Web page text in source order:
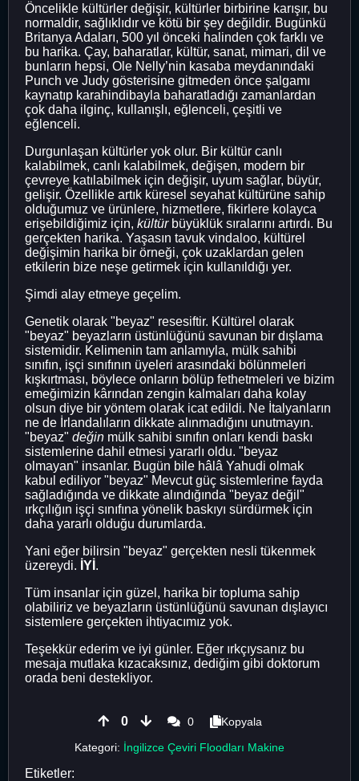
Öncelikle kültürler değişir, kültürler birbirine karışır, bu
normaldir, sağlıklıdır ve kötü bir şey değildir. Bugünkü
Britanya Adaları, 500 yıl önceki halinden çok farklı ve
bu harika. Çay, baharatlar, kültür, sanat, mimari, dil ve
bunların hepsi, Ole Nelly’nin kasaba meydanındaki
Punch ve Judy gösterisine gitmeden önce şalgamı
kaynatıp karahindibayla baharatladığı zamanlardan
çok daha ilginç, kullanışlı, eğlenceli, çeşitli ve
eğlenceli.
Durgunlaşan kültürler yok olur. Bir kültür canlı
kalabilmek, canlı kalabilmek, değişen, modern bir
çevreye katılabilmek için değişir, uyum sağlar, büyür,
gelişir. Özellikle artık küresel seyahat kültürüne sahip
olduğumuz ve ürünlere, hizmetlere, fikirlere kolayca
erişebildiğimiz için, kültürbüyüklük sıralarını artırdı. Bu
gerçekten harika. Yaşasın tavuk vindaloo, kültürel
değişimin harika bir örneği, çok uzaklardan gelen
etkilerin bize neşe getirmek için kullanıldığı yer.
Şimdi alay etmeye geçelim.
Genetik olarak "beyaz" resesiftir. Kültürel olarak
"beyaz" beyazların üstünlüğünü savunan bir dışlama
sistemidir. Kelimenin tam anlamıyla, mülk sahibi
sınıfın, işçi sınıfının üyeleri arasındaki bölünmeleri
kışkırtması, böylece onların bölüp fethetmeleri ve bizim
emeğimizin kârından zengin kalmaları daha kolay
olsun diye bir yöntem olarak icat edildi. Ne İtalyanların
ne de İrlandalıların dikkate alınmadığını unutmayın.
"beyaz" değin mülk sahibi sınıfın onları kendi baskı
sistemlerine dahil etmesi yararlı oldu. "beyaz
olmayan" insanlar. Bugün bile hâlâ Yahudi olmak
kabul ediliyor "beyaz" Mevcut güç sistemlerine fayda
sağladığında ve dikkate alındığında "beyaz değil"
ırkçılığın işçi sınıfına yönelik baskıyı sürdürmek için
daha yararlı olduğu durumlarda.
Yani eğer bilirsin "beyaz" gerçekten nesli tükenmek
üzereydi. İYİ .
Tüm insanlar için güzel, harika bir topluma sahip
olabiliriz ve beyazların üstünlüğünü savunan dışlayıcı
sistemlere gerçekten ihtiyacımız yok.
Teşekkür ederim ve iyi günler. Eğer ırkçıysanız bu
mesaja mutlaka kızacaksınız, dediğim gibi doktorum
orada beni destekliyor.
0 0
Kopyala
Kategori: İngilizce Çeviri Floodları Makine
Etiketler: